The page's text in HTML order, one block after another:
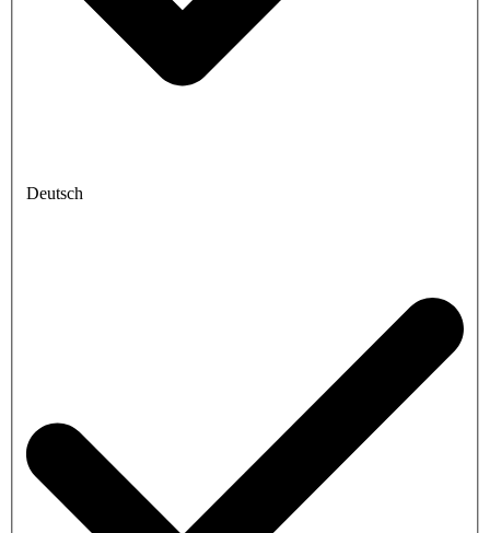
Deutsch